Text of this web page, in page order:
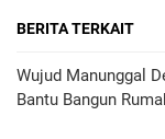
BERITA TERKAIT
Wujud Manunggal
Bantu Bangun